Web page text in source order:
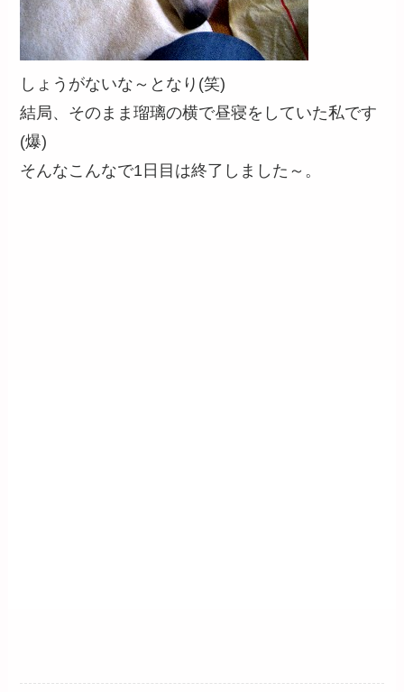
しょうがないな～となり(笑)
結局、そのまま瑠璃の横で昼寝をしていた私です
(爆)
そんなこんなで1日目は終了しました～。